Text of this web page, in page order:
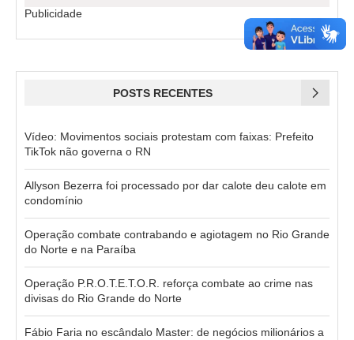
Publicidade
POSTS RECENTES
Vídeo: Movimentos sociais protestam com faixas: Prefeito
TikTok não governa o RN
Allyson Bezerra foi processado por dar calote deu calote em
condomínio
Operação combate contrabando e agiotagem no Rio Grande
do Norte e na Paraíba
Operação P.R.O.T.E.T.O.R. reforça combate ao crime nas
divisas do Rio Grande do Norte
Fábio Faria no escândalo Master: de negócios milionários a